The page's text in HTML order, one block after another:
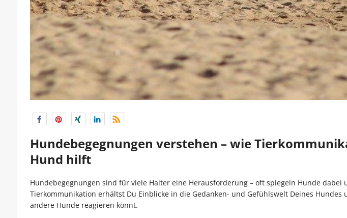
Hundebegegnungen verstehen – wie
Hund hilft
Hundebegegnungen sind für viele Halter eine Herausforderung – oft spiegeln Hunde dabei
Tierkommunikation erhältst Du Einblicke in die Gedanken- und Gefühlswelt Deines
andere Hunde reagieren könnt.